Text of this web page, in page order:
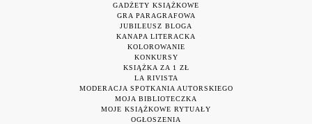
GADŻETY KSIĄŻKOWE
GRA PARAGRAFOWA
JUBILEUSZ BLOGA
KANAPA LITERACKA
KOLOROWANIE
KONKURSY
KSIĄŻKA ZA 1 ZŁ
LA RIVISTA
MODERACJA SPOTKANIA AUTORSKIEGO
MOJA BIBLIOTECZKA
MOJE KSIĄŻKOWE RYTUAŁY
OGŁOSZENIA